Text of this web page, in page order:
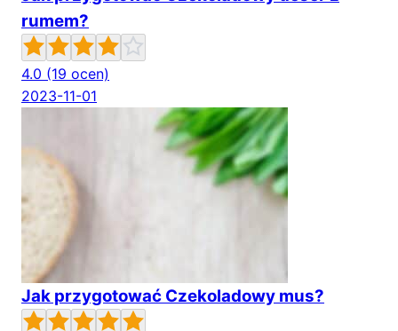
rumem?
4.0 (19 ocen)
2023-11-01
Jak przygotować Czekoladowy mus?